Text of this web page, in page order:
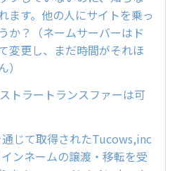
ます。他の人にサイトを乗っ
か？（ネームサーバーはド
変更し、まだ時間がそれほ
トラートランスファーは可
じて取得されたTucows,inc
ンネームの譲渡・移転を受